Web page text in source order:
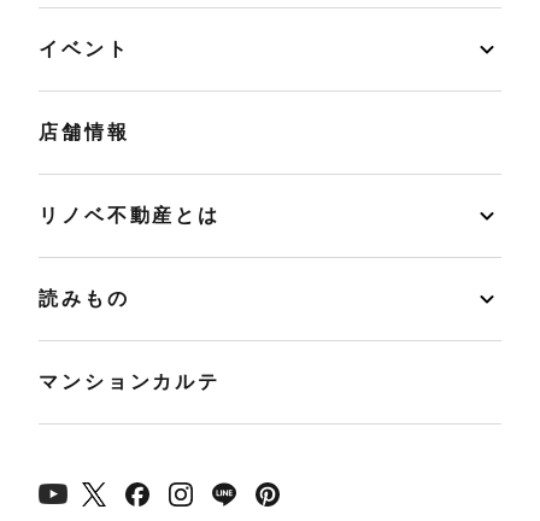
イベント
店舗情報
リノベ不動産とは
読みもの
マンションカルテ